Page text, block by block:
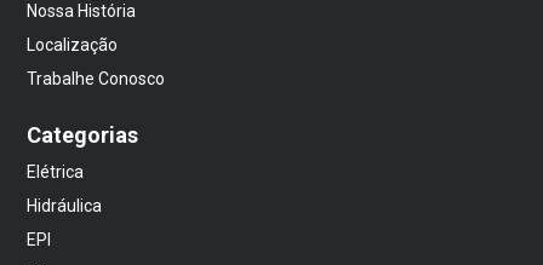
Nossa História
Localização
Trabalhe Conosco
Categorias
Elétrica
Hidráulica
EPI